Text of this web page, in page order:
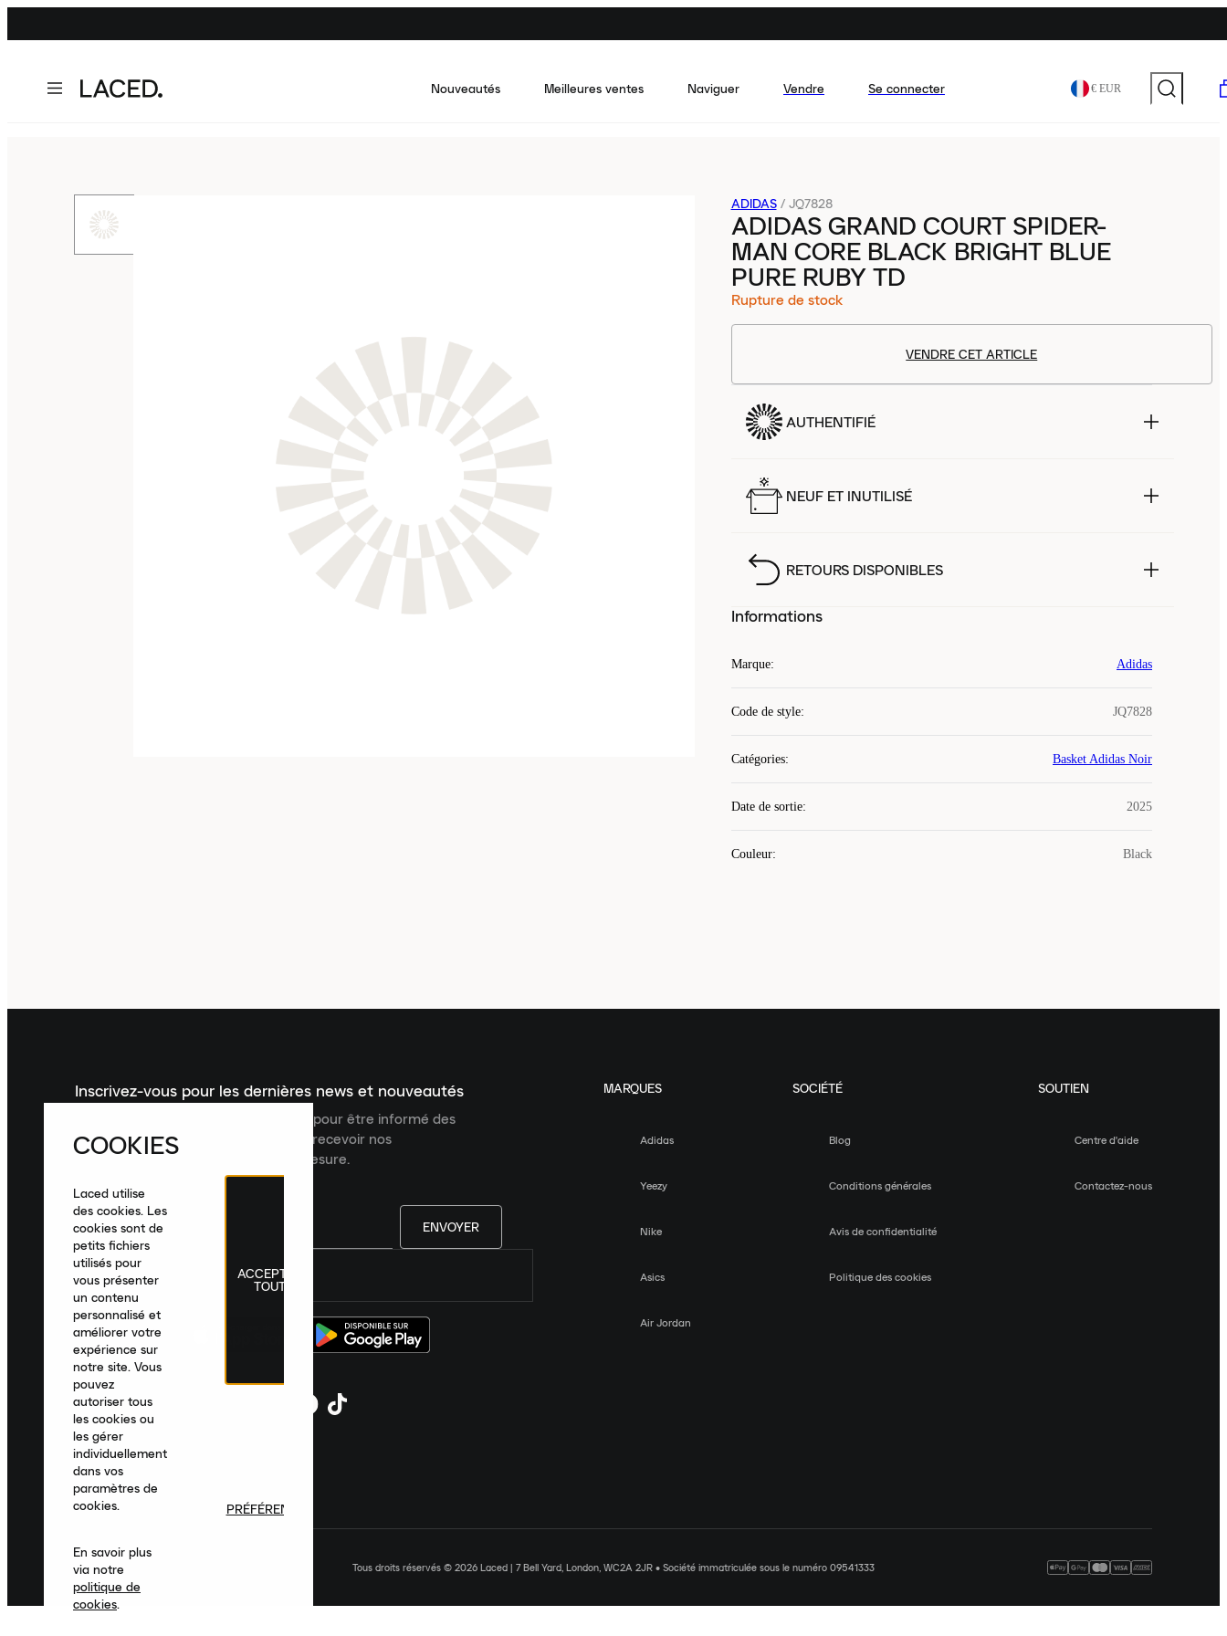
Nouveautés Meilleures ventes Naviguer Vendre Se connecter € EUR
ADIDAS / JQ7828
ADIDAS GRAND COURT SPIDER-
MAN CORE BLACK BRIGHT BLUE
PURE RUBY TD
Rupture de stock
VENDRE CET ARTICLE
AUTHENTIFIÉ
NEUF ET INUTILISÉ
RETOURS DISPONIBLES
Informations
Marque: Adidas
Code de style: JQ7828
Catégories: Basket Adidas Noir
Date de sortie: 2025
Couleur: Black
Inscrivez-vous pour les dernières news et nouveautés
Inscrivez-vous à la newsletter Laced pour être informé des
dernières nouveautés, collections et recevoir nos
recommandations de produits sur mesure.
ENVOYER
France|Français
MARQUES
Adidas
Yeezy
Nike
Asics
Air Jordan
SOCIÉTÉ
Blog
Conditions générales
Avis de confidentialité
Politique des cookies
SOUTIEN
Centre d'aide
Contactez-nous
Tous droits réservés © 2026 Laced | 7 Bell Yard, London, WC2A 2JR • Société immatriculée sous le numéro 09541333
COOKIES
Laced utilise
des cookies. Les
cookies sont de
petits fichiers
utilisés pour
vous présenter
un contenu
personnalisé et
améliorer votre
expérience sur
notre site. Vous
pouvez
autoriser tous
les cookies ou
les gérer
individuellement
dans vos
paramètres de
cookies.
En savoir plus
via notre
politique de
cookies.
ACCEPTER
TOUT
PRÉFÉRENCES